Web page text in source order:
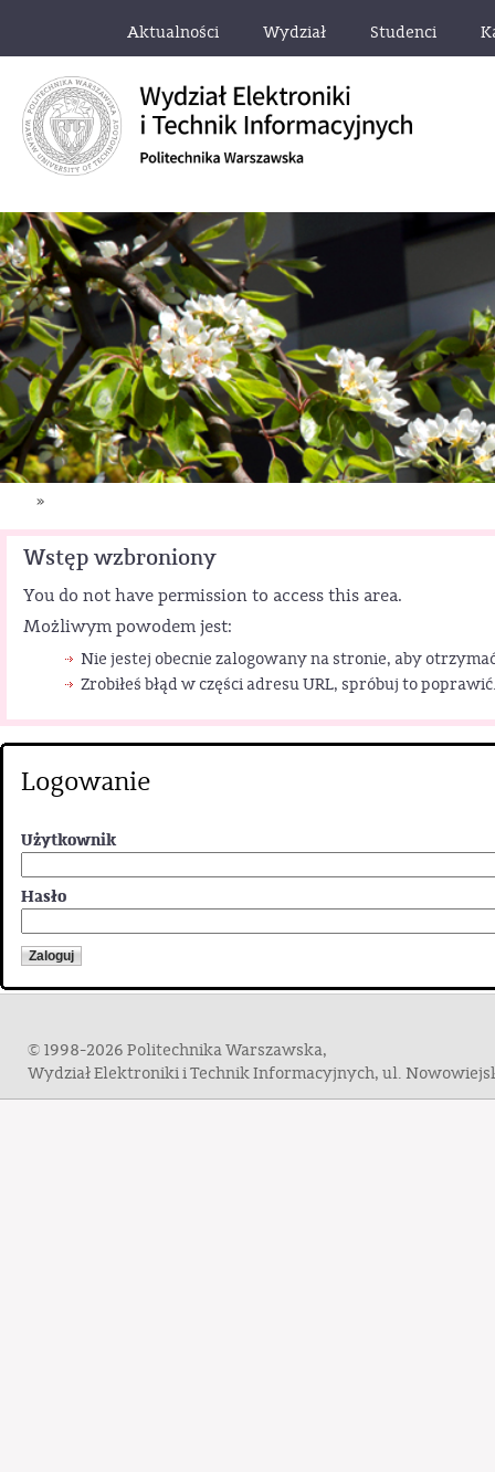
Aktualności Wydział Studenci
»
Wstęp wzbroniony
You do not have permission to access this area.
Możliwym powodem jest:
Nie jestej obecnie zalogowany na stronie, aby
Zrobiłeś błąd w części adresu URL, spróbuj to
Logowanie
Użytkownik
Hasło
© 1998-2026 Politechnika Warszawska,
Wydział Elektroniki i Technik Informacyjnych, ul.